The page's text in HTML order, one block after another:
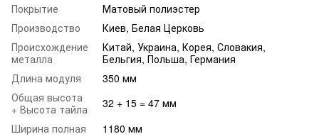
Покрытие
Матовый полиэстер
Производство
Киев, Белая Церковь
Происхождение
металла
Китай, Украина, Корея, Словакия,
Бельгия, Польша, Германия
Длина модуля
350 мм
Общая высота
+ Высота тайла
32 + 15 = 47 мм
Ширина полная
1180 мм